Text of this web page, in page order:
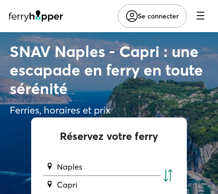
Se connecter
SNAV Naples - Capri : une
escapade en ferry en toute
sérénité
Ferries, horaires et prix
Réservez votre ferry
Naples
Capri